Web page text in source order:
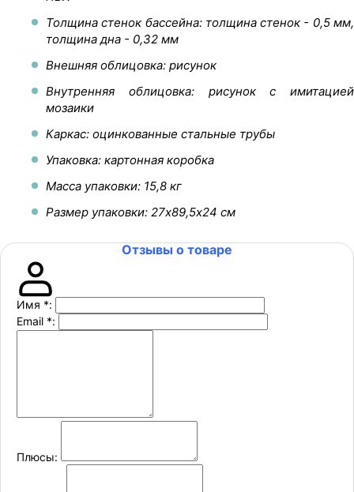
Толщина стенок бассейна: толщина стенок - 0,5 мм,
толщина дна - 0,32 мм
Внешняя облицовка: рисунок
Внутренняя облицовка: рисунок с имитацией
мозаики
Каркас: оцинкованные стальные трубы
Упаковка: картонная коробка
Масса упаковки: 15,8 кг
Размер упаковки: 27х89,5х24 см
Отзывы о товаре
Имя *:
Email *:
Плюсы: